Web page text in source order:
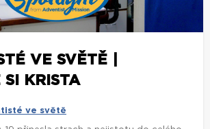
VE SVĚTĚ |
KRISTA
ve světě